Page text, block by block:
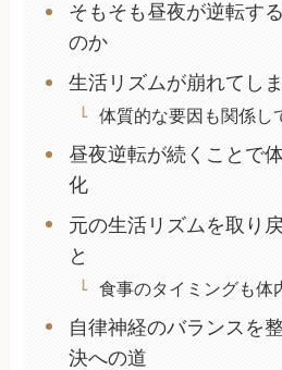
そもそも昼夜が逆転す
のか
生活リズムが崩れてし
体質的な要因も関係し
昼夜逆転が続くことで
化
元の生活リズムを取り
と
食事のタイミングも体
自律神経のバランスを
決への道